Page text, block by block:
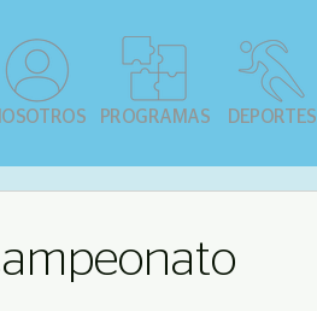
PROGRAMAS DEPORTES